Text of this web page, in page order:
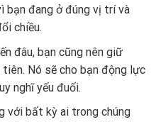
bạn đang ở đúng vị trí và
chiều.
đâu, bạn cũng nên giữ
Nó sẽ cho bạn động lực
nghĩ yếu đuối.
với bất kỳ ai trong chúng